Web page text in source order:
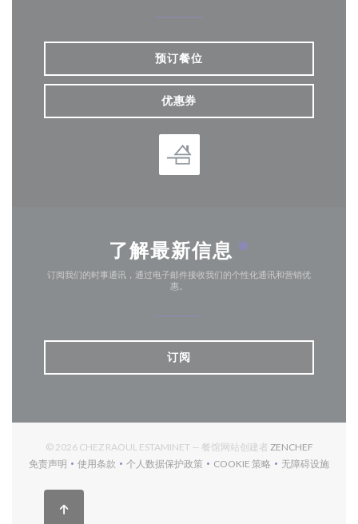
预订餐位
优惠券
了解最新信息 *
订阅我们的时事通讯，通过电子邮件接收我们的个性化通讯和营销优
惠。
订阅
© 2026 CHEZ RAOUL ESTAMINET — 餐馆网站创建者 ZENCHEF((在新窗
免责声明
((在新窗口中打开))
使用条款
((在新窗口中打开))
个人数据保护政策
((在新窗口中打开))
COOKIE 策略
((在新窗口中打开))
无障碍设施
((在新窗口